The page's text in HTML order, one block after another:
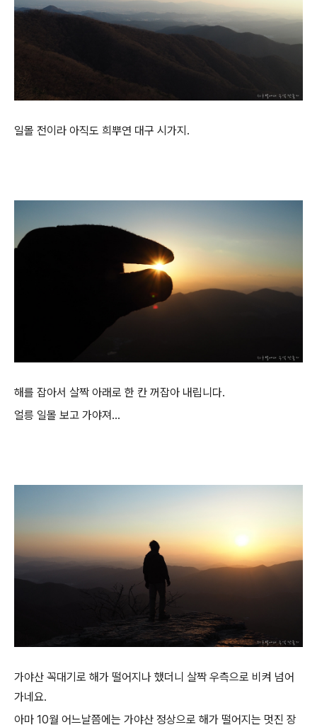
일몰 전이라 아직도 희뿌연 대구 시가지.
해를 잡아서 살짝 아래로 한 칸 꺼잡아 내립니다.
얼릉 일몰 보고 가야져...
가야산 꼭대기로 해가 떨어지나 했더니 살짝 우측으로 비켜 넘어
가네요.
아마 10월 어느날쯤에는 가야산 정상으로 해가 떨어지는 멋진 장